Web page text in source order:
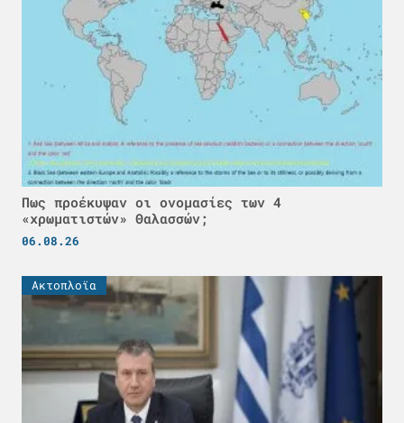
Πως προέκυψαν οι ονομασίες των 4
«χρωματιστών» Θαλασσών;
06.08.26
Ακτοπλοϊα